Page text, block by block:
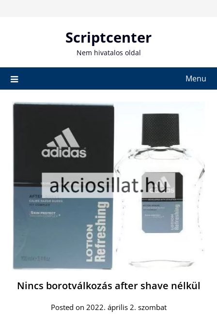
Scriptcenter
Nem hivatalos oldal
Menu
Nincs borotválkozás after shave nélkül
Posted on 2022. április 2. szombat